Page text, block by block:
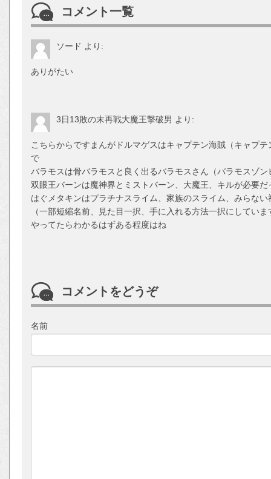
コメント一覧
ソード より:
ありがたい
3日13敗の末再戦大魔王撃破男 より:
こちらからですまんがドルマゲスはキャプテン海賊（キャプ
で
バラモスは骨バラモスと良く出るバラモスさん（バラモスゾン
双眼王バーンは魔神界とミストバーン、大魔王、キルが必要だ
はぐメタキンはプラチナスライム、家族のスライム、みらな
（一部短縮名前、見た目一択、手に入れる方法一択にしていま
やってたらわかるはずある程度はね
コメントをどうぞ
名前